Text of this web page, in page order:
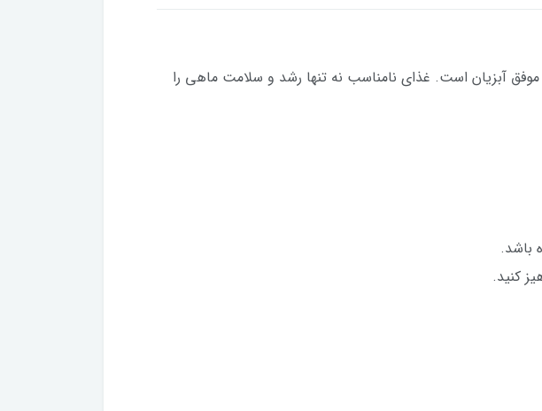
آبزیان است. غذای نامناسب نه تنها رشد و سلامت ماهی را
باشد.
کنید.